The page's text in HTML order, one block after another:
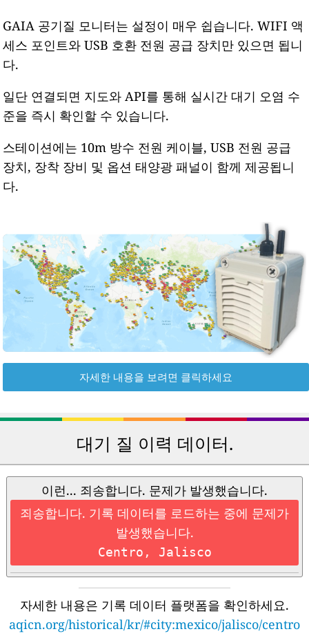
GAIA 공기질 모니터는 설정이 매우 쉽습니다. WIFI 액
세스 포인트와 USB 호환 전원 공급 장치만 있으면 됩니
다.
일단 연결되면 지도와 API를 통해 실시간 대기 오염 수
준을 즉시 확인할 수 있습니다.
스테이션에는 10m 방수 전원 케이블, USB 전원 공급
장치, 장착 장비 및 옵션 태양광 패널이 함께 제공됩니
다.
자세한 내용을 보려면 클릭하세요
대기 질 이력 데이터.
이런... 죄송합니다. 문제가 발생했습니다.
죄송합니다. 기록 데이터를 로드하는 중에 문제가
발생했습니다.
Centro, Jalisco
자세한 내용은 기록 데이터 플랫폼을 확인하세요.
aqicn.org/historical/kr/#city:mexico/jalisco/centro